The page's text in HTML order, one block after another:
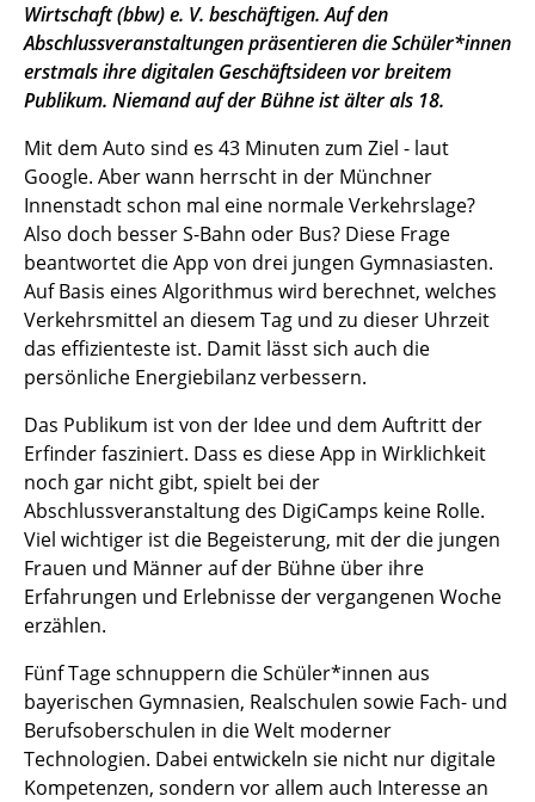
Wirtschaft (bbw) e. V. beschäftigen. Auf den
Abschlussveranstaltungen präsentieren die Schüler*innen
erstmals ihre digitalen Geschäftsideen vor breitem
Publikum. Niemand auf der Bühne ist älter als 18.
Mit dem Auto sind es 43 Minuten zum Ziel - laut
Google. Aber wann herrscht in der Münchner
Innenstadt schon mal eine normale Verkehrslage?
Also doch besser S-Bahn oder Bus? Diese Frage
beantwortet die App von drei jungen Gymnasiasten.
Auf Basis eines Algorithmus wird berechnet, welches
Verkehrsmittel an diesem Tag und zu dieser Uhrzeit
das effizienteste ist. Damit lässt sich auch die
persönliche Energiebilanz verbessern.
Das Publikum ist von der Idee und dem Auftritt der
Erfinder fasziniert. Dass es diese App in Wirklichkeit
noch gar nicht gibt, spielt bei der
Abschlussveranstaltung des DigiCamps keine Rolle.
Viel wichtiger ist die Begeisterung, mit der die jungen
Frauen und Männer auf der Bühne über ihre
Erfahrungen und Erlebnisse der vergangenen Woche
erzählen.
Fünf Tage schnuppern die Schüler*innen aus
bayerischen Gymnasien, Realschulen sowie Fach- und
Berufsoberschulen in die Welt moderner
Technologien. Dabei entwickeln sie nicht nur digitale
Kompetenzen, sondern vor allem auch Interesse an